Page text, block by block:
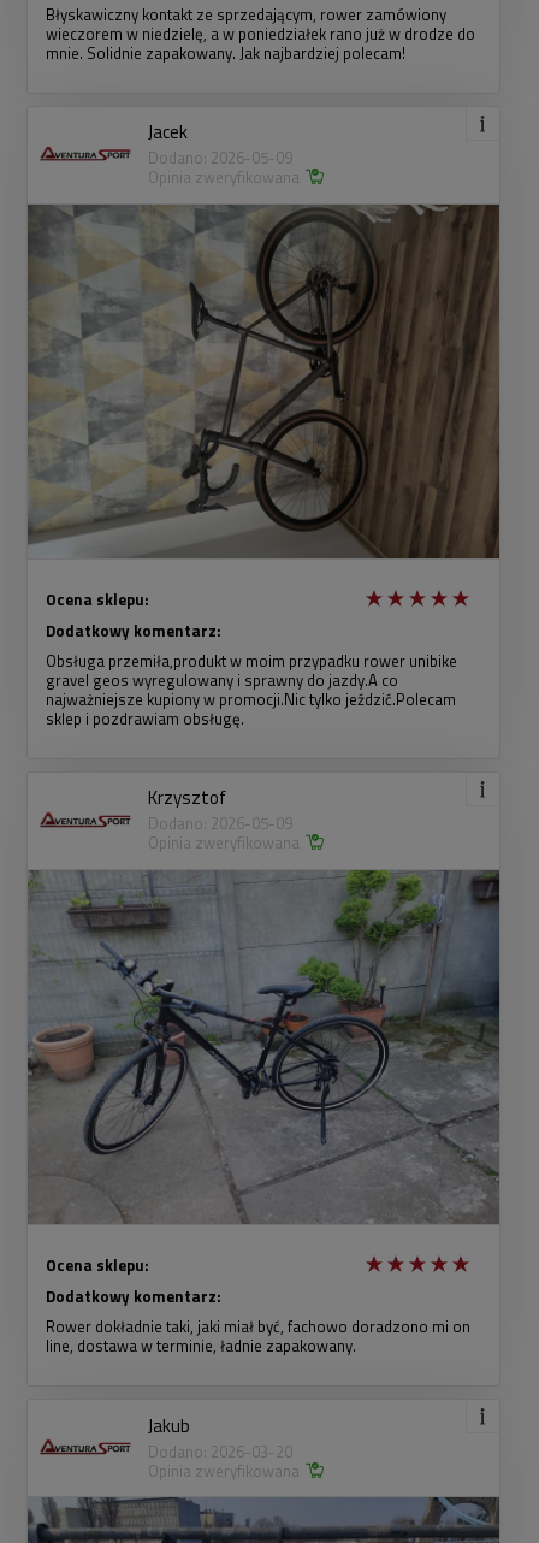
Błyskawiczny kontakt ze sprzedającym, rower zamówiony
wieczorem w niedzielę, a w poniedziałek rano już w drodze do
mnie. Solidnie zapakowany. Jak najbardziej polecam!
Jacek
Dodano: 2026-05-09
Opinia zweryfikowana
Ocena sklepu:
Dodatkowy komentarz:
Obsługa przemiła,produkt w moim przypadku rower unibike
gravel geos wyregulowany i sprawny do jazdy.A co
najważniejsze kupiony w promocji.Nic tylko jeździć.Polecam
sklep i pozdrawiam obsługę.
Krzysztof
Dodano: 2026-05-09
Opinia zweryfikowana
Ocena sklepu:
Dodatkowy komentarz:
Rower dokładnie taki, jaki miał być, fachowo doradzono mi on
line, dostawa w terminie, ładnie zapakowany.
Jakub
Dodano: 2026-03-20
Opinia zweryfikowana